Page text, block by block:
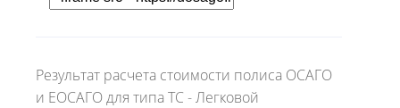
Результат расчета стоимости полиса ОСАГО
и ЕОСАГО для типа ТС - Легковой